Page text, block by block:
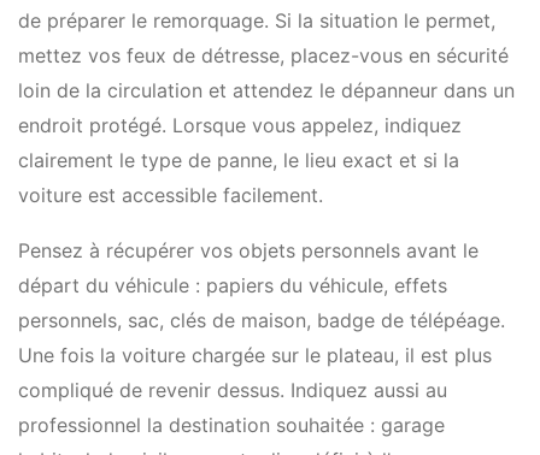
de préparer le remorquage. Si la situation le permet,
mettez vos feux de détresse, placez-vous en sécurité
loin de la circulation et attendez le dépanneur dans un
endroit protégé. Lorsque vous appelez, indiquez
clairement le type de panne, le lieu exact et si la
voiture est accessible facilement.
Pensez à récupérer vos objets personnels avant le
départ du véhicule : papiers du véhicule, effets
personnels, sac, clés de maison, badge de télépéage.
Une fois la voiture chargée sur le plateau, il est plus
compliqué de revenir dessus. Indiquez aussi au
professionnel la destination souhaitée : garage